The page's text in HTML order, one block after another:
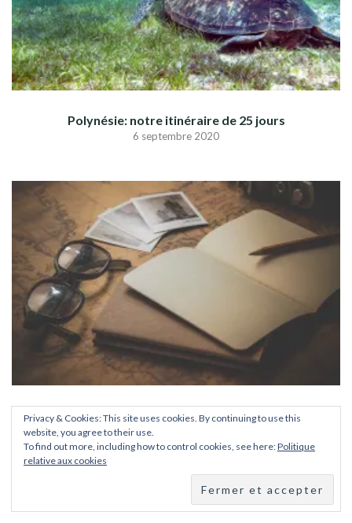
Polynésie: notre itinéraire de 25 jours
6 septembre 2020
Tour du Monde: départ dans moins d’un mois !
19 août 2020
7 commentaires
Privacy & Cookies: This site uses cookies. By continuing to use this
website, you agree to their use.
To find out more, including how to control cookies, see here:Politique
relative aux cookies